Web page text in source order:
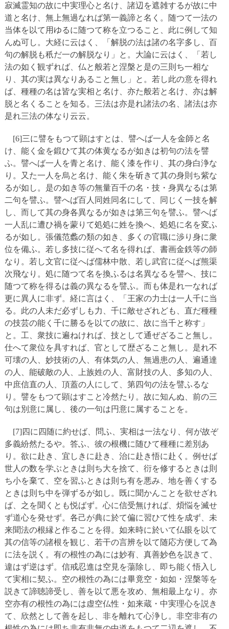
寂滅霊知の故に中実理心と名け、諸辺を遮雑するが故に中
道と名け、無上無過なれば第一義諦と名く。随つて一法の
当体を以て用ゆるに随つて称を立つること、此に例して知
んぬ可し。大経に云はく、「解脱の法は諸の名字多し、百
句の解脱も秖だ一の解脱なり」と。大論に云はく、「若し
法の如く観ずれば、仏と般若と涅槃と是の三則ち一相な
り、其の実は異なりあること無し」と。若し此の意を得れ
ば、種種の名は皆な実相と名け、亦た般若と名け、亦は解
脱と名くることを知る。三法は亦是れ諸法の名、諸法は亦
是れ三法の体なり云云。
[6]三に譬をもつて顕はすとは、譬へば一人を金師と名
け、能く金を鍛ひて其の体黄なるが如きは初句の法を譬
ふ。譬へば一人を青と名け、能く漆を作り、其の身白浄な
り。又た一人を烏と名け、能く朱を斫きて其の身則ち紫な
るが如し。是の如き等の無量百千の名・技・身異なるは第
二句を譬ふ。譬へば百人同姓同名にして、同じく一技を解
し、而して其の身各異なるが如きは第三句を譬ふ。譬へば
一人乱に遭ひ禍を蒙りて処処に姓を換へ、処処に名を変ふ
るが如し。張儀范蠡の類の如き、多くの官職に渉り身に衆
位を備ふ。若し多技に従へて名を得れば、書画金鉄等の師
なり。若し文官に従へば儒林中散、若し武官に従へば熊渠
次飛なり。処に随つて名を換ふるは名異なるを譬へ、技に
随つて称を得るは義の異なるを譬ふ。而も体是れ一なれば
更に異人に非ず。経に言はく、「王家の力士は一人千に当
る。此の人未だ必ずしも力、千に敵せざれども、直だ種種
の技芸の能く千に勝るを以ての故に、故に当千と称す」
と。工、衆技に遍ねければ、技として通ぜざること無し。
仕へて衆位を具すれば、官として歴ざること無し。是れ不
可壊の人、妙技術の人、有体気の人、無過患の人、遍通達
の人、能破敵の人、上族姓の人、富財技の人、多知の人、
中庶信直の人、頂蓋の人にして、第四句の法を譬ふるな
り。譬をもつて顕はすこと冷然たり。故に知んぬ、前の三
句は別意に属し、後の一句は円意に属することを。
[7]四に四随に約せば、問ふ、実相は一法なり、何が故ぞ
多義紛然たるや。答ふ、彼の根機に随ひて種種に差別あ
り。欲に赴き、宜しきに赴き、治に赴き悟に赴く。例せば
世人の数を学ぶときは則ち大を捨て、衍を修するときは則
ち小を棄て、空を習ふときは則ち有を悪み、地を善くする
ときは則ち中を弾ずるが如し。既に聞かんことを欲せざれ
ば、之を聞くとも悦ばず。心に信受無ければ、煩悩を滅せ
ず道心を発せず。各己が典に於て偏に習ひて性を成ず、未
来聞法の根縁と作ることを得。如来時に於いて仏眼を以て
其の信等の諸根を観じ、若干の言辨を以て随応方便して為
に法を説く。有の根性の為には妙有、真善妙色を説きて、
違はず逆はず。信戒忍進は空見を蕩除し、即ち能く悟入し
て実相に契ふ。空の根性の為には畢竟空・如如・涅槃等を
説きて諦聴諦受し、善を以て悪を攻め、無相最上なり。亦
空亦有の根性の為には虚空仏性・如来蔵・中実理心を説き
て、欣然として善を起し、非を離れて心浄し。非空非有の